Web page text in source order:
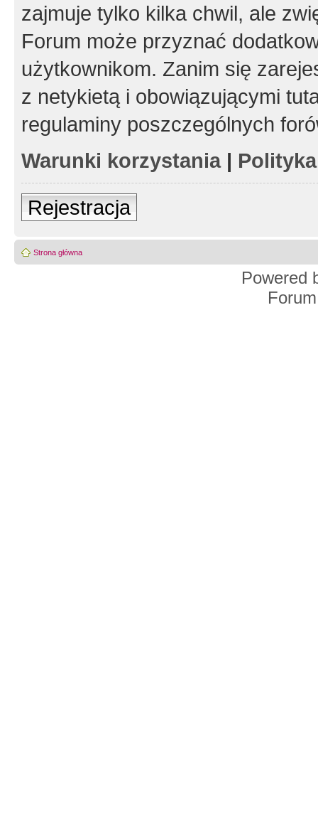
zajmuje tylko kilka chwil, ale
Forum może przyznać
użytkownikom. Zanim się
z netykietą i obowiązującymi
regulaminy poszczególnych
Warunki korzystania|
Rejestracja
Strona główna
Powered